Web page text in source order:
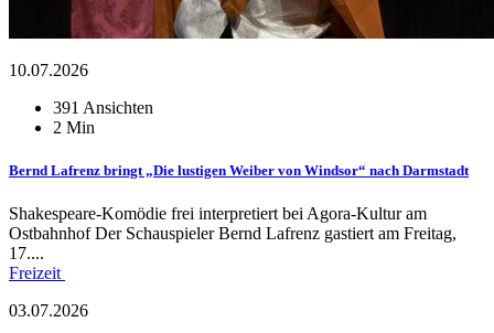
10.07.2026
391 Ansichten
2 Min
Bernd Lafrenz bringt „Die lustigen Weiber von Windsor“ nach Darmstadt
Shakespeare-Komödie frei interpretiert bei Agora-Kultur am
Ostbahnhof Der Schauspieler Bernd Lafrenz gastiert am Freitag,
17....
Freizeit
03.07.2026